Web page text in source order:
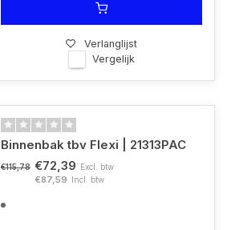
Verlanglijst
Vergelijk
Binnenbak tbv Flexi | 21313PAC
€115,78 €72,39 Excl. btw
€87,59 Incl. btw